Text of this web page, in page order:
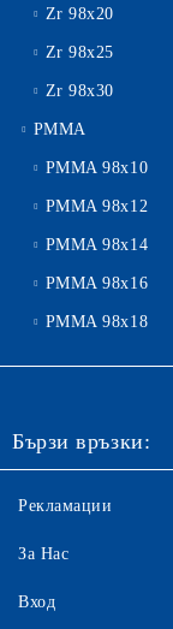
Zr 98x20
Zr 98x25
Zr 98x30
PMMA
PMMA 98x10
PMMA 98x12
PMMA 98x14
PMMA 98x16
PMMA 98x18
Бързи връзки:
Рекламации
За Нас
Вход